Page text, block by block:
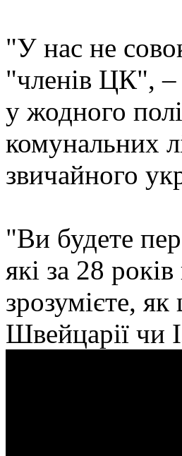
"У нас не
"членів ЦК", –
у жодного
комунальних
звичайного
"Ви будете
які за 28
зрозумієте,
Швейцарії чи